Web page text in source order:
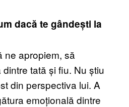
dacă te gândești la
ne apropiem, să
tată și fiu. Nu știu
din perspectiva lui. A
emoțională dintre